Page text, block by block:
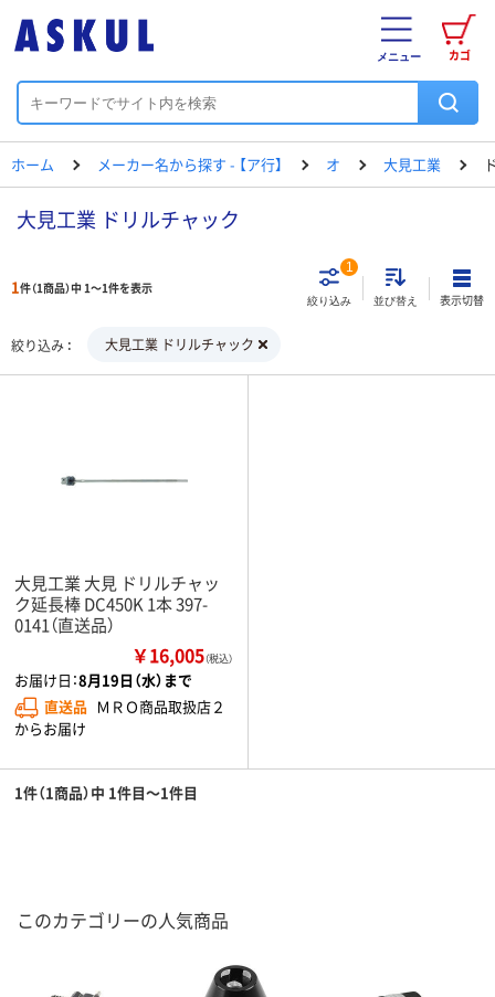
カゴ
メニュー
ホーム メーカー名から探す - 【ア行】 オ 大見工業
大見工業 ドリルチャック
1件（1商品）中 1～1件を表示
絞り込み
1
並び替え 表示切替
絞り込み 大見工業 ドリルチャック
大見工業 大見 ドリルチャッ
ク延長棒 DC450K 1本 397-
0141（直送品）
￥16,005（税込）
お届け日：8月19日（水）まで
直送品 ＭＲＯ商品取扱店２
からお届け
1件（1商品）中 1件目～1件目
このカテゴリーの人気商品